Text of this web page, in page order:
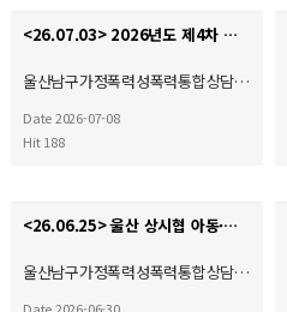
<26.07.03> 2026년도 제4차 사회복지현장실습 종결식
울산남구가정폭력성폭력통합상담…
Date 2026-07-08
Hit 188
<26.06.25> 울산 상시협 아동·여성폭력예방캠페인
울산남구가정폭력성폭력통합상담…